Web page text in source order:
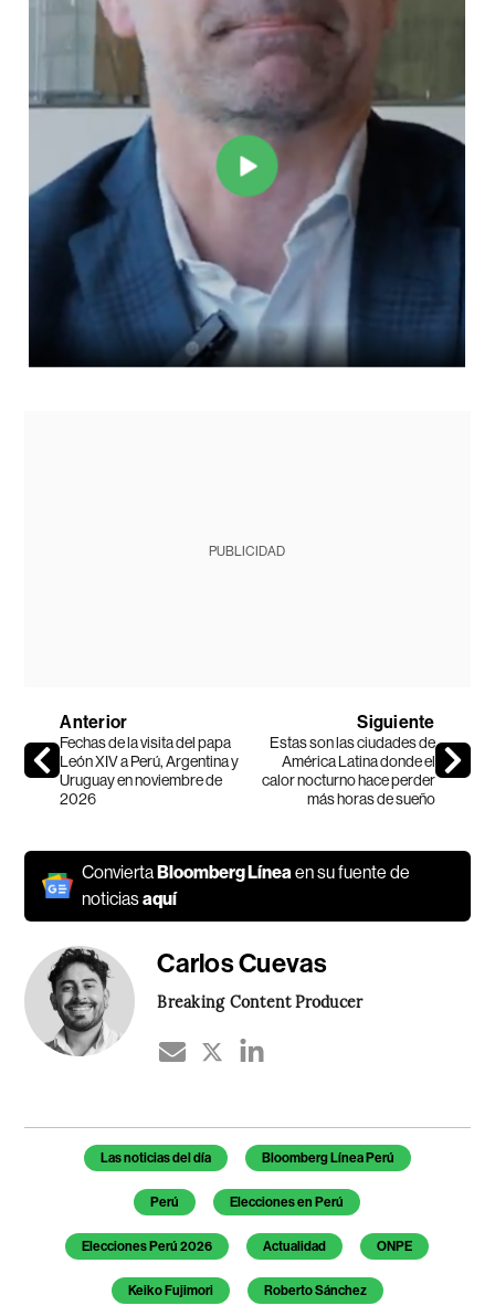
PUBLICIDAD
Anterior
Fechas de la visita del papa
León XIV a Perú, Argentina y
Uruguay en noviembre de
2026
Siguiente
Estas son las ciudades de
América Latina donde el
calor nocturno hace perder
más horas de sueño
ConviertaBloomberg Líneaen su fuente de
noticiasaquí
Carlos Cuevas
Breaking Content Producer
Temas de este artículo
Las noticias del día Bloomberg Línea Perú
Perú Elecciones en Perú
Elecciones Perú 2026 Actualidad ONPE
Keiko Fujimori Roberto Sánchez